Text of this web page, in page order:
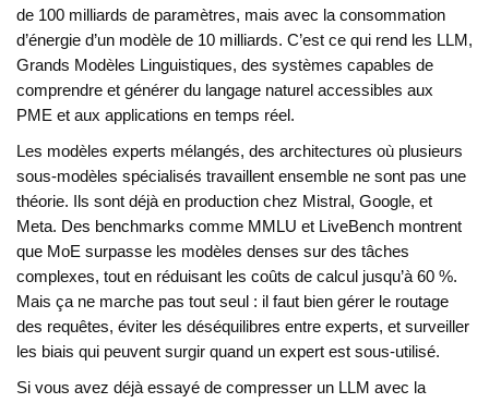
de 100 milliards de paramètres, mais avec la consommation
d’énergie d’un modèle de 10 milliards. C’est ce qui rend les LLM ,
Grands Modèles Linguistiques, des systèmes capables de
comprendre et générer du langage naturel accessibles aux
PME et aux applications en temps réel.
Les modèles experts mélangés, des architectures où plusieurs
sous-modèles spécialisés travaillent ensemble ne sont pas une
théorie. Ils sont déjà en production chez Mistral, Google, et
Meta. Des benchmarks comme MMLU et LiveBench montrent
que MoE surpasse les modèles denses sur des tâches
complexes, tout en réduisant les coûts de calcul jusqu’à 60 %.
Mais ça ne marche pas tout seul : il faut bien gérer le routage
des requêtes, éviter les déséquilibres entre experts, et surveiller
les biais qui peuvent surgir quand un expert est sous-utilisé.
Si vous avez déjà essayé de compresser un LLM avec la